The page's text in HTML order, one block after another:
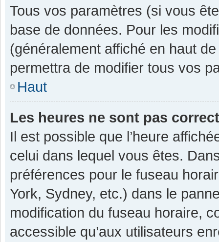
Tous vos paramètres (si vous
base de données. Pour les
(généralement affiché en haut
permettra de modifier tous vos
Haut
Les heures ne sont pas
Il est possible que l’heure
celui dans lequel vous êtes.
préférences pour le fuseau
York, Sydney, etc.) dans le
modification du fuseau horaire,
accessible qu’aux utilisateurs